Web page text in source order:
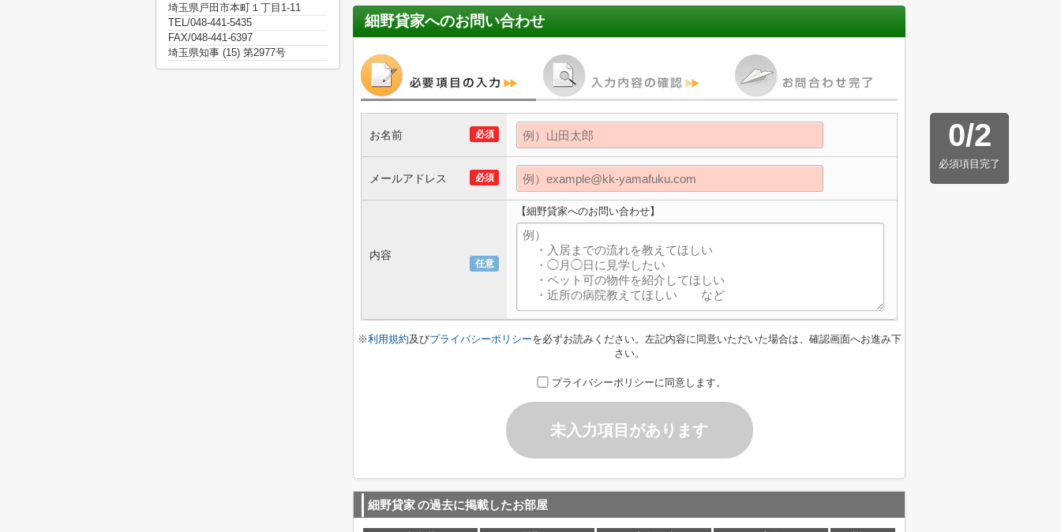
細野貸家へのお問い合わせ
0/2
必須項目完了
必須
お名前
必須
メールアドレス
任意
内容
【細野貸家へのお問い合わせ】
※利用規約及びプライバシーポリシーを必ずお読みください。左記内容に同意いただいた場合は、確認画面へお進み下
さい。
プライバシーポリシーに同意します。
未入力項目があります
細野貸家の過去に掲載したお部屋
埼玉県戸田市本町１丁目1-11
TEL/048-441-5435
FAX/048-441-6397
埼玉県知事 (15) 第2977号